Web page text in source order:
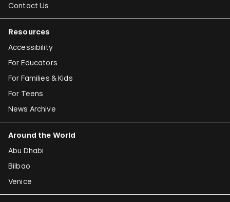
Contact Us
Resources
Accessibility
For Educators
For Families & Kids
For Teens
News Archive
Around the World
Abu Dhabi
Bilbao
Venice